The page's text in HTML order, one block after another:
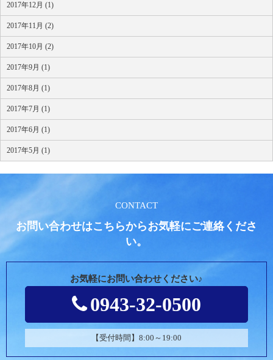
2017年12月 (1)
2017年11月 (2)
2017年10月 (2)
2017年9月 (1)
2017年8月 (1)
2017年7月 (1)
2017年6月 (1)
2017年5月 (1)
CONTACT
お問い合わせはこちらからお気軽にご連絡くださ
い。
お気軽にお問い合わせください♪
0943-32-0500
【受付時間】8:00～19:00